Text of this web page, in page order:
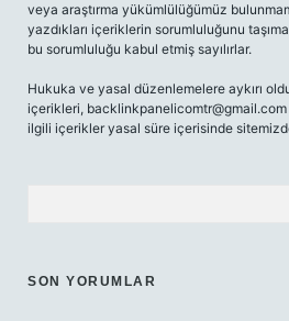
veya araştırma yükümlülüğümüz
yazdıkları içeriklerin sorumluluğunu
bu sorumluluğu kabul etmiş sayılırlar.
Hukuka ve yasal düzenlemelere aykırı
içerikleri, backlinkpanelicomtr@gmail.com
ilgili içerikler yasal süre içerisinde
SON YORUMLAR